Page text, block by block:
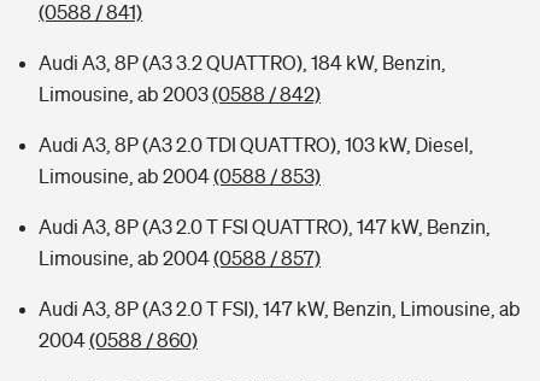
(0588 / 841)
Audi A3, 8P (A3 3.2 QUATTRO), 184 kW, Benzin,
Limousine, ab 2003(0588 / 842)
Audi A3, 8P (A3 2.0 TDI QUATTRO), 103 kW, Diesel,
Limousine, ab 2004(0588 / 853)
Audi A3, 8P (A3 2.0 T FSI QUATTRO), 147 kW, Benzin,
Limousine, ab 2004(0588 / 857)
Audi A3, 8P (A3 2.0 T FSI), 147 kW, Benzin, Limousine, ab
2004(0588 / 860)